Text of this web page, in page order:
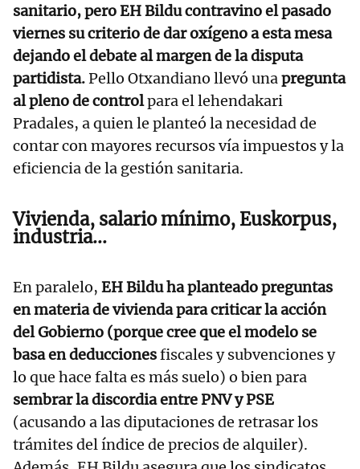
sanitario, pero EH Bildu contravino el pasado
viernes su criterio de dar oxígeno a esta mesa
dejando el debate al margen de la disputa
partidista.Pello Otxandiano llevó unapregunta
al pleno de controlpara el lehendakari
Pradales, a quien le planteó la necesidad de
contar con mayores recursos vía impuestos y la
eficiencia de la gestión sanitaria.
Vivienda, salario mínimo, Euskorpus,
industria...
En paralelo, EH Bildu ha planteado preguntas
en materia de vivienda para criticar la acción
del Gobierno (porque cree que el modelo se
basa en deduccionesfiscales y subvenciones y
lo que hace falta es más suelo) o bien para
sembrar la discordia entre PNV y PSE
(acusando a las diputaciones de retrasar los
trámites del índice de precios de alquiler).